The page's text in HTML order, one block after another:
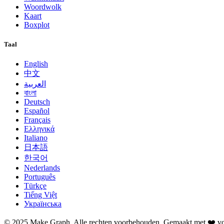
Woordwolk
Kaart
Boxplot
Taal
English
中文
العربية
বাংলা
Deutsch
Español
Français
Ελληνικά
Italiano
日本語
한국어
Nederlands
Português
Türkçe
Tiếng Việt
Українська